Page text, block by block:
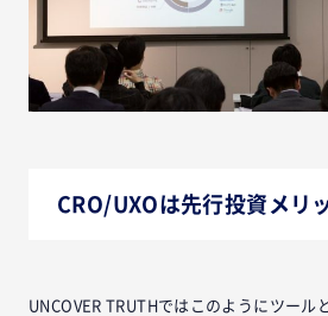
CRO/UXOは先行投資メリ
UNCOVER TRUTHではこのようにツール